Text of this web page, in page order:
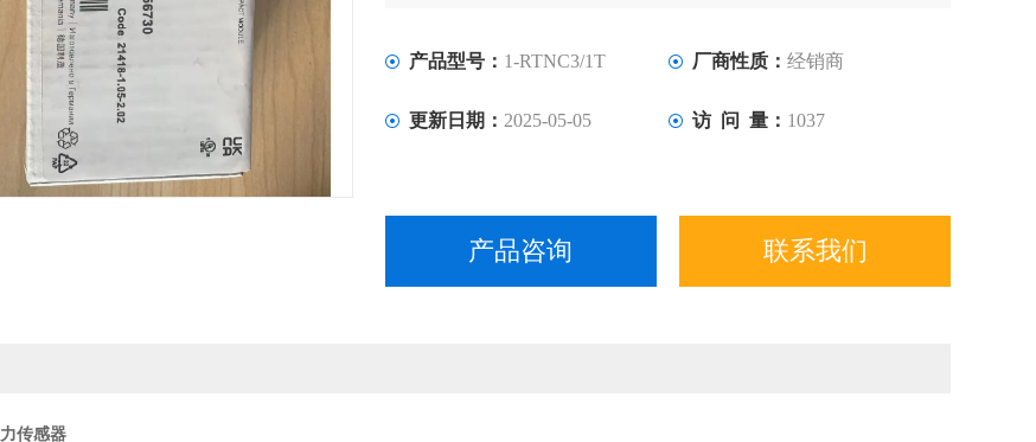
产品型号： 1-RTNC3/1T 厂商性质： 经销商
更新日期： 2025-05-05 访 问 量： 1037
产品咨询 联系我们
传感器